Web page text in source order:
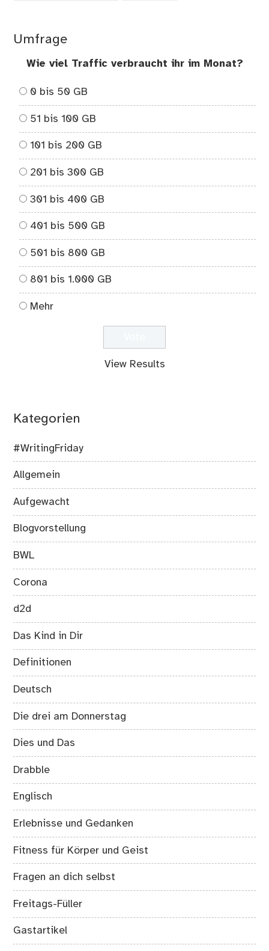
Umfrage
Wie viel Traffic verbraucht ihr im Monat?
0 bis 50 GB
51 bis 100 GB
101 bis 200 GB
201 bis 300 GB
301 bis 400 GB
401 bis 500 GB
501 bis 800 GB
801 bis 1.000 GB
Mehr
View Results
Kategorien
#WritingFriday
Allgemein
Aufgewacht
Blogvorstellung
BWL
Corona
d2d
Das Kind in Dir
Definitionen
Deutsch
Die drei am Donnerstag
Dies und Das
Drabble
Englisch
Erlebnisse und Gedanken
Fitness für Körper und Geist
Fragen an dich selbst
Freitags-Füller
Gastartikel